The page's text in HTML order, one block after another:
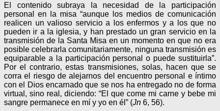
El contenido subraya la necesidad de la participación
personal en la misa “aunque los medios de comunicación
realicen un valioso servicio a los enfermos y a los que no
pueden ir a la iglesia, y han prestado un gran servicio en la
transmisión de la Santa Misa en un momento en que no era
posible celebrarla comunitariamente, ninguna transmisión es
equiparable a la participación personal o puede sustituirla”.
Por el contrario, estas transmisiones, solas, hacen que se
corra el riesgo de alejarnos del encuentro personal e íntimo
con el Dios encarnado que se nos ha entregado no de forma
virtual, sino real, diciendo: “El que come mi carne y bebe mi
sangre permanece en mí y yo en él” (Jn 6, 56).